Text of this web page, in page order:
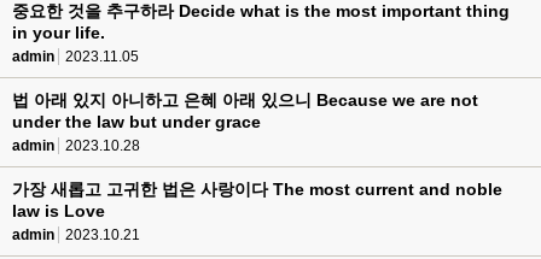
중요한 것을 추구하라 Decide what is the most important thing
in your life.
admin 2023.11.05
법 아래 있지 아니하고 은혜 아래 있으니 Because we are not
under the law but under grace
admin 2023.10.28
가장 새롭고 고귀한 법은 사랑이다 The most current and noble
law is Love
admin 2023.10.21